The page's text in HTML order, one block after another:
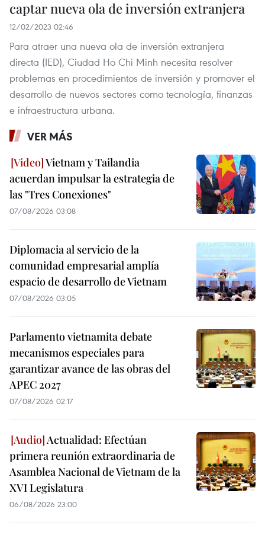
captar nueva ola de inversión extranjera
12/02/2023 02:46
Para atraer una nueva ola de inversión extranjera
directa (IED), Ciudad Ho Chi Minh necesita resolver
problemas en procedimientos de inversión y promover el
desarrollo de nuevos sectores como tecnología, finanzas
e infraestructura urbana.
VER MÁS
Vietnam y Tailandia
acuerdan impulsar la estrategia de
las "Tres Conexiones"
07/08/2026 03:08
Diplomacia al servicio de la
comunidad empresarial amplía
espacio de desarrollo de Vietnam
07/08/2026 03:05
Parlamento vietnamita debate
mecanismos especiales para
garantizar avance de las obras del
APEC 2027
07/08/2026 02:17
Actualidad: Efectúan
primera reunión extraordinaria de
Asamblea Nacional de Vietnam de la
XVI Legislatura
06/08/2026 23:00